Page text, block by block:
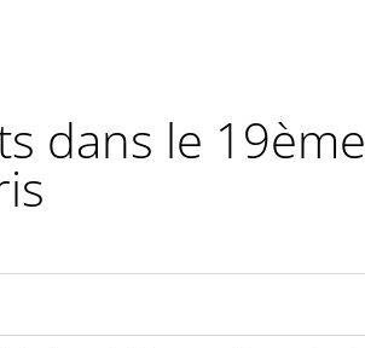
dans le 19ème